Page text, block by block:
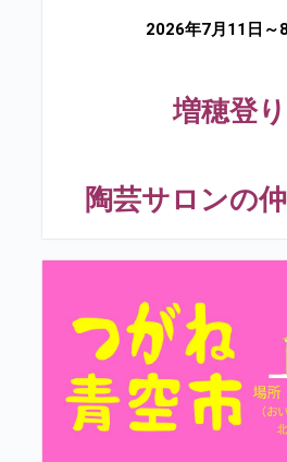
2026年7月11日～
増穂登
陶芸サロンの